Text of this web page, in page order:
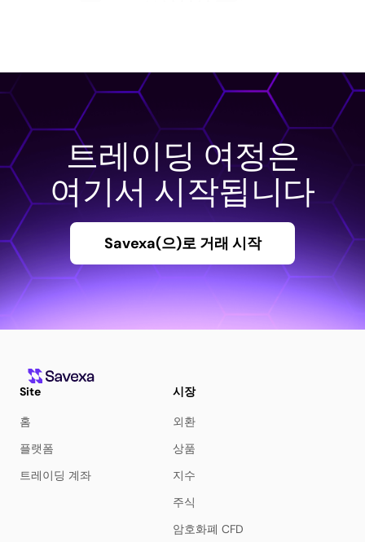
트레이딩 여정은
여기서 시작됩니다
Savexa(으)로 거래 시작
Site
홈
플랫폼
트레이딩 계좌
시장
외환
상품
지수
주식
암호화폐 CFD